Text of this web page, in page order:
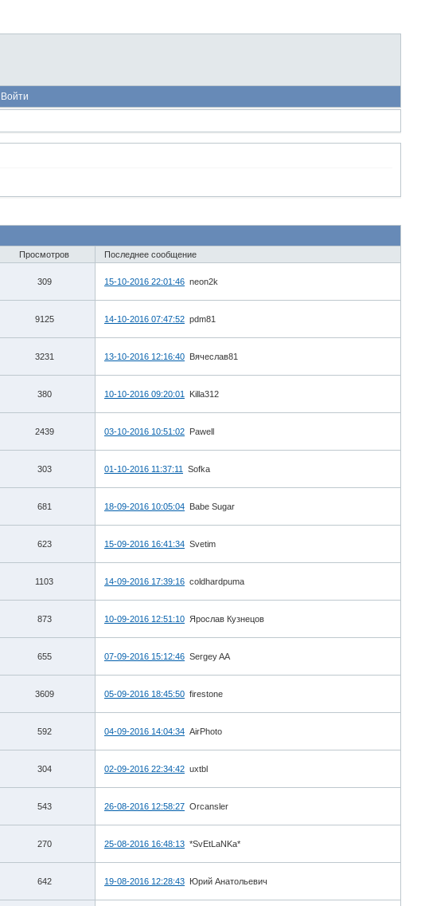
Войти
Просмотров Последнее сообщение
309 15-10-2016 22:01:46 neon2k
9125 14-10-2016 07:47:52 pdm81
3231 13-10-2016 12:16:40 Вячеслав81
380 10-10-2016 09:20:01 Killa312
2439 03-10-2016 10:51:02 Pawell
303 01-10-2016 11:37:11 Sofka
681 18-09-2016 10:05:04 Babe Sugar
623 15-09-2016 16:41:34 Svetim
1103 14-09-2016 17:39:16 coldhardpuma
873 10-09-2016 12:51:10 Ярослав Кузнецов
655 07-09-2016 15:12:46 Sergey AA
3609 05-09-2016 18:45:50 firestone
592 04-09-2016 14:04:34 AirPhoto
304 02-09-2016 22:34:42 uxtbl
543 26-08-2016 12:58:27 Orcansler
270 25-08-2016 16:48:13 *SvEtLaNKa*
642 19-08-2016 12:28:43 Юрий Анатольевич